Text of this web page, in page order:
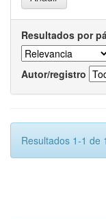
Resultados por
Autor/registro
Resultados 1-1 de